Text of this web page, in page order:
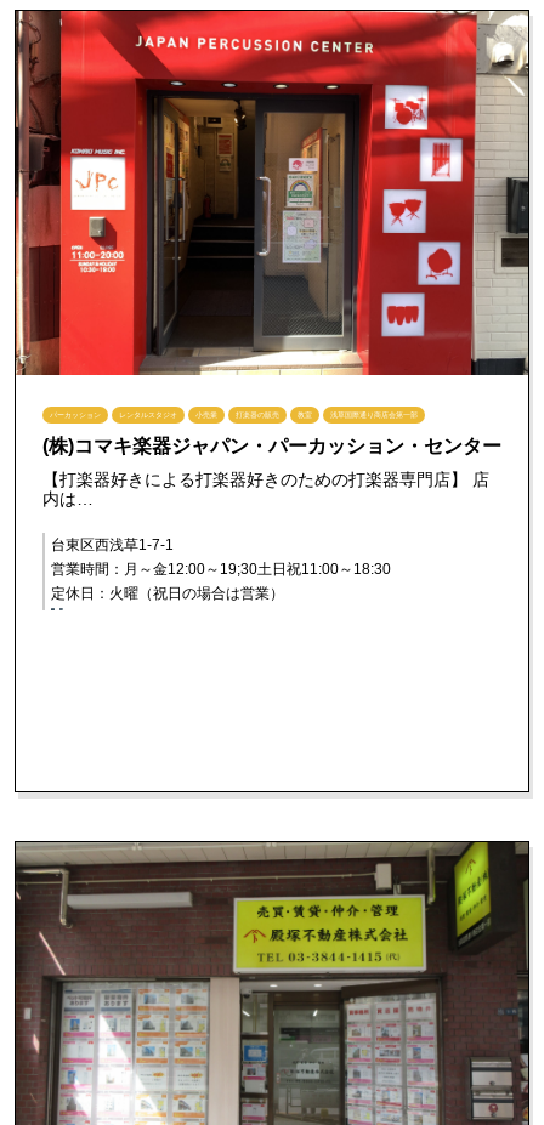
パーカッション レンタルスタジオ 小売業 打楽器の販売 教室 浅草国際通り商店会第一部
(株)コマキ楽器ジャパン・パーカッション・センター
【打楽器好きによる打楽器好きのための打楽器専門店】 店
内は…
台東区西浅草1-7-1
営業時間：月～金12:00～19;30土日祝11:00～18:30
定休日：火曜（祝日の場合は営業）